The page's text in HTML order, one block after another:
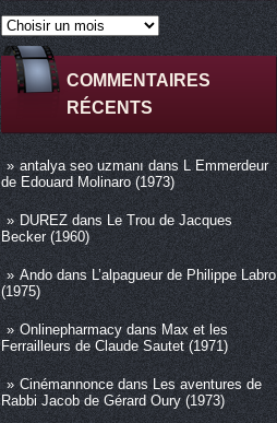
COMMENTAIRES
RÉCENTS
antalya seo uzmanıdans L Emmerdeur
de Edouard Molinaro (1973)
DUREZdans Le Trou de Jacques
Becker (1960)
Andodans L’alpagueur de Philippe Labro
(1975)
Onlinepharmacy dansMax et les
Ferrailleurs de Claude Sautet (1971)
Cinémannonce dansLes aventures de
Rabbi Jacob de Gérard Oury (1973)